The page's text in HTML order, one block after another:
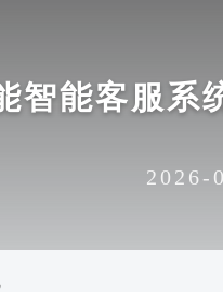
智能客服系
2026-